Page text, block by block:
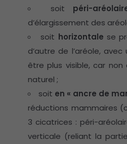
soit péri-
d’élargissement des
soit horizontale se
d’autre de l’aréole,
être plus visible, car non
naturel ;
soit en « ancre de
réductions mammaires
3 cicatrices : péri-
verticale (reliant la